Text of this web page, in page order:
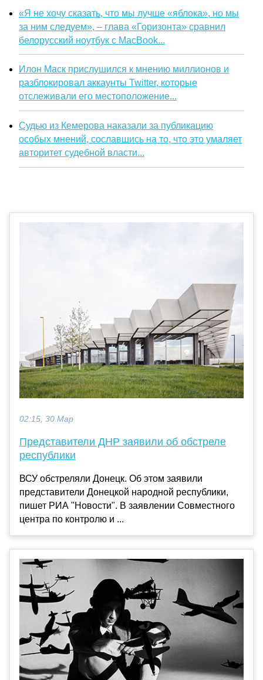
«Я не хочу сказать, что мы лучше «яблока», но мы
за ним следуем», – глава «Горизонта» сравнил
белорусский ноутбук с MacBook...
Илон Маск прислушился к мнению миллионов и
разблокировал аккаунты Twitter, которые
отслеживали его местоположение...
Судью из Кемерова наказали за публикацию
особых мнений, сославшись на то, что это умаляет
авторитет судебной власти...
02:15, 30 Мар
Представители ДНР заявили об обстреле
республики
ВСУ обстреляли Донецк. Об этом заявили
представители Донецкой народной республики,
пишет РИА "Новости". В заявлении Совместного
центра по контролю и ...